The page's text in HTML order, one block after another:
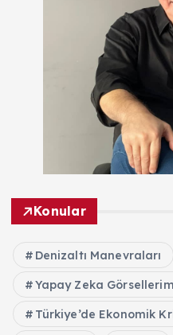
Konular
Denizaltı Manevraları
Yapay Zeka Görsellerim
Türkiye’de Ekonomik